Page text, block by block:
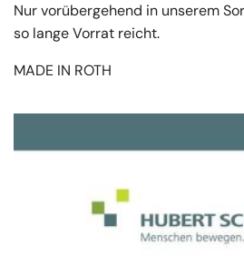
Nur vorübergehend in unserem
so lange Vorrat reicht.
MADE IN ROTH